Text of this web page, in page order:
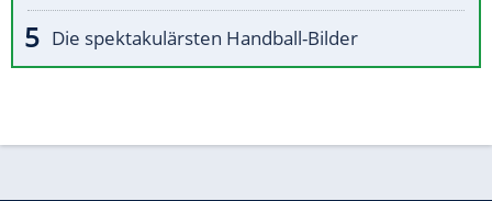
Die spektakulärsten Handball-Bilder